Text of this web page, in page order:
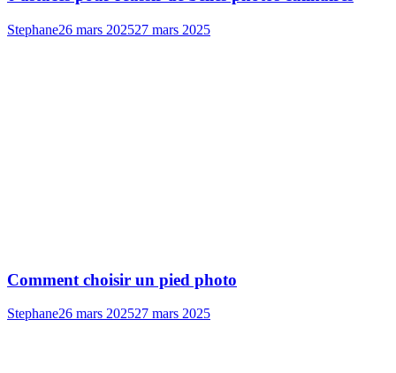
Stephane26 mars 202527 mars 2025
Comment choisir un pied photo
Stephane26 mars 202527 mars 2025